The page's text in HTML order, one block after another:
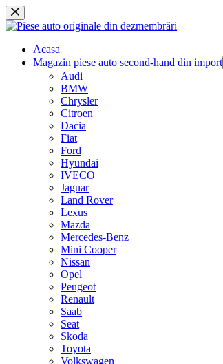
Sari
la
Acasa
Magazin piese auto second-hand din import
Audi
BMW
Chrysler
Citroen
Dacia
Fiat
Ford
Hyundai
IVECO
Jaguar
Land Rover
Lexus
Mazda
Mercedes-Benz
Mini Cooper
Nissan
Opel
Peugeot
Renault
Saab
Seat
Skoda
Toyota
Volkswagen